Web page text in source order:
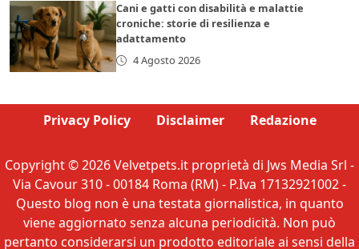
Cani e gatti con disabilità e malattie
croniche: storie di resilienza e
adattamento
4 Agosto 2026
Privacy Policy Disclaimer Redazione
Copyright © 2026 Velvetpets.it proprietà di Jws Media Srl -
Via Cavour 310 - 00184 Roma (RM) - P.Iva 17132921002 -
Questo blog non è una testata giornalistica, in quanto
viene aggiornato senza alcuna periodicità. Non può
pertanto considerarsi un prodotto editoriale ai sensi della